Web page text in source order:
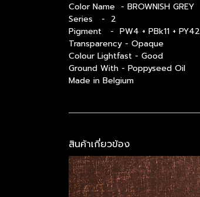
Color Name - BROWNISH GREY
Series - 2
Pigment - PW4 + PBk11 + PY42
Transparency - Opaque
Colour Lightfast - Good
Ground With - Poppyseed Oil
Made in Belgium
สินค้าเกี่ยวข้อง